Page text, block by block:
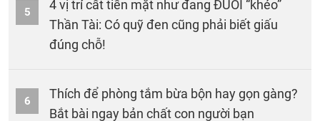
5
4 vị trí cất tiền mặt như đang ĐUỔI “khéo”
Thần Tài: Có quỹ đen cũng phải biết giấu
đúng chỗ!
6
Thích để phòng tắm bừa bộn hay gọn gàng?
Bắt bài ngay bản chất con người bạn